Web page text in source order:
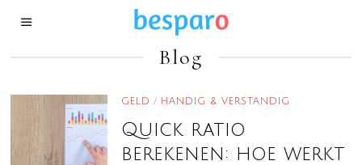
Blog
GELD / HANDIG & VERSTANDIG
Quick ratio
berekenen: hoe werkt